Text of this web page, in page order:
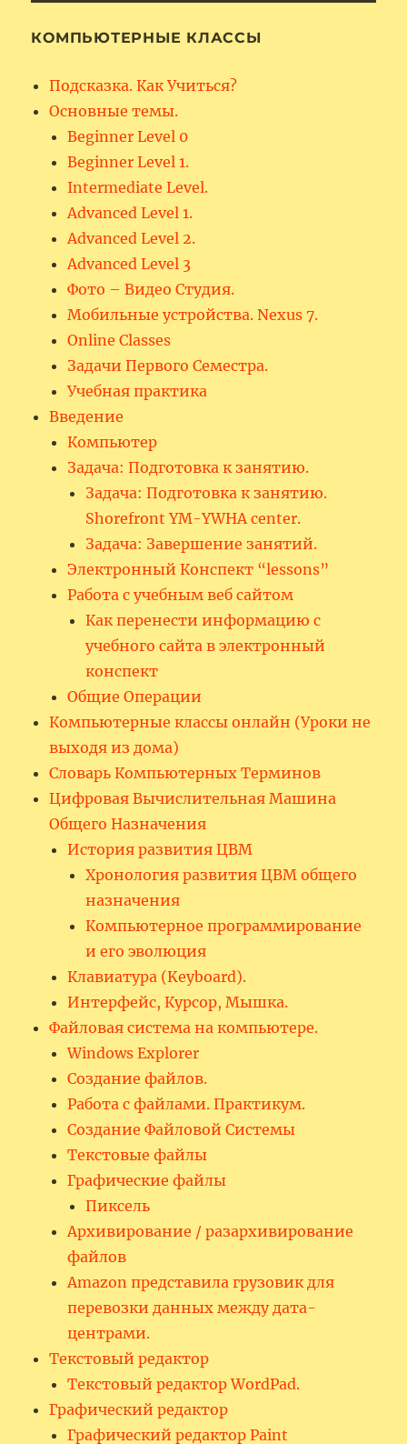
КОМПЬЮТЕРНЫЕ КЛАССЫ
Подсказка. Как Учиться?
Основные темы.
Beginner Level 0
Beginner Level 1.
Intermediate Level.
Advanced Level 1.
Advanced Level 2.
Advanced Level 3
Фото – Видео Студия.
Мобильные устройства. Nexus 7.
Online Classes
Задачи Первого Семестра.
Учебная практика
Введение
Компьютер
Задача: Подготовка к занятию.
Задача: Подготовка к занятию.
Shorefront YM-YWHA center.
Задача: Завершение занятий.
Электронный Конспект “lessons”
Работа с учебным веб сайтом
Как перенести информацию с
учебного сайта в электронный
конспект
Общие Операции
Компьютерные классы онлайн (Уроки не
выходя из дома)
Словарь Компьютерных Терминов
Цифровая Вычислительная Машина
Общего Назначения
История развития ЦВМ
Хронология развития ЦВМ общего
назначения
Компьютерное программирование
и его эволюция
Клавиатура (Keyboard).
Интерфейс, Курсор, Мышка.
Файловая система на компьютере.
Windows Explorer
Создание файлов.
Работа с файлами. Практикум.
Создание Файловой Системы
Текстовые файлы
Графические файлы
Пиксель
Архивирование / разархивирование
файлов
Amazon представила грузовик для
перевозки данных между дата-
центрами.
Текстовый редактор
Текстовый редактор WordPad.
Графический редактор
Графический редактор Paint